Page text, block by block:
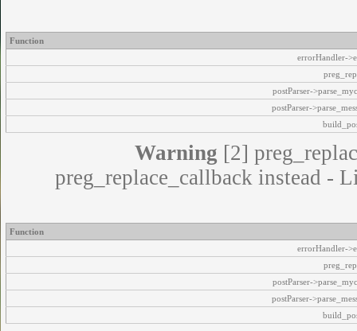
Function
errorHandler-
postParser-
postParser-
Warning [2]
preg_replace_callback instead -
Function
errorHandler-
postParser-
postParser-